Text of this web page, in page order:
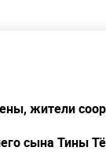
жители
сына Тины